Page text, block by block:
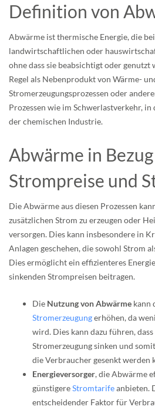
Definition von
Abwärme ist thermische Energie, die
landwirtschaftlichen oder
ohne dass sie beabsichtigt oder genutzt
Regel als Nebenprodukt von Wärme-
Stromerzeugungsprozessen oder
Prozessen wie im Schwerlastverkehr,
der chemischen Industrie.
Abwärme in
Strompreise und
Die Abwärme aus diesen Prozessen
zusätzlichen Strom zu erzeugen oder
versorgen. Dies kann insbesondere in
Anlagen geschehen, die sowohl Strom
Dies ermöglicht ein effizienteres
sinkenden Strompreisen beitragen.
Die Nutzung von Abwärme kann
Stromerzeugungerhöhen, da
wird. Dies kann dazu führen,
Stromerzeugung sinken und
die Verbraucher gesenkt werden
Energieversorger, die Abwärme
günstigereStromtarifeanbieten.
entscheidender Faktor für